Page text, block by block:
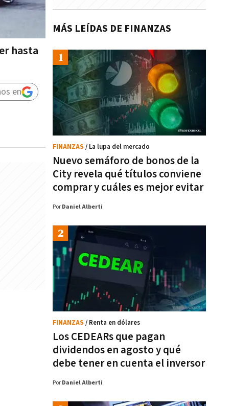
hasta
en
MÁS LEÍDAS DE FINANZAS
Nuevo semáforo de bonos de la
City revela qué títulos conviene
comprar y cuáles es mejor evitar
FINANZAS / La lupa del mercado
Por Daniel Alberti
Los CEDEARs que pagan
dividendos en agosto y qué
debe tener en cuenta el inversor
FINANZAS / Renta en dólares
Por Daniel Alberti